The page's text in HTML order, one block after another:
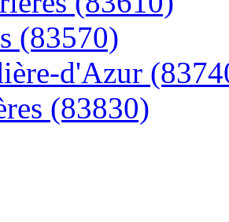
(83570)
d'Azur
(83830)